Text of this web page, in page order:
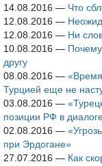
14.08.2016 — Что
12.08.2016 —
12.08.2016 — Ни
10.08.2016 —
другу
08.08.2016 —
Турцией еще не
03.08.2016 —
позиции РФ в
02.08.2016 —
при Эрдогане»
27.07.2016 — Как